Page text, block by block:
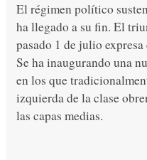
El régimen político
ha llegado a su fin. El
pasado 1 de julio
Se ha inaugurando una
en los que
izquierda de la clase
las capas medias.